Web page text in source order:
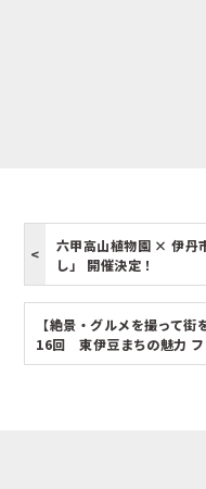
六甲高山植物園 × 伊丹
し」 開催決定！
【絶景・グルメを撮って
16回 東伊豆まちの魅力